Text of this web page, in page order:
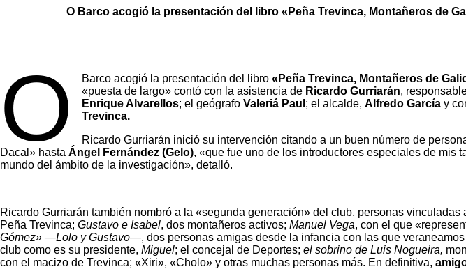
O Barco acogió la presentación del libro «Peña Trevinca, Montañeros de
O Barco acogió la presentación del libro«Peña Trevinca, Montañeros de
«puesta de largo» contó con la asistencia de Ricardo Gurriarán,
Enrique Alvarellos; el geógrafo Valeriá Paul ; el alcalde,Alfredo García y
Trevinca.
Ricardo Gurriarán inició su intervención citando a un buen número de
Dacal» hasta Ángel Fernández (Gelo), «que fue uno de los introductores especiales de mis
mundo del ámbito de la investigación», detalló.
Ricardo Gurriarán también nombró a la «segunda generación» del club, personas vinculadas
Peña Trevinca; Gustavo e Isabel, dos montañeros activos; Manuel Vega, con el que
Gómez» —Lolo y Gustavo—, dos personas amigas desde la infancia con las que
club como es su presidente, Miguel; el concejal de Deportes; el sobrino de Luis Nogueira,
con el macizo de Trevinca; «Xiri», «Cholo» y otras muchas personas más. En definitiva,